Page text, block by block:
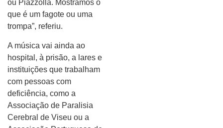
ou Piazzolla. Mostramos o
que é um fagote ou uma
trompa”, referiu.
A música vai ainda ao
hospital, à prisão, a lares e
instituições que trabalham
com pessoas com
deficiência, como a
Associação de Paralisia
Cerebral de Viseu ou a